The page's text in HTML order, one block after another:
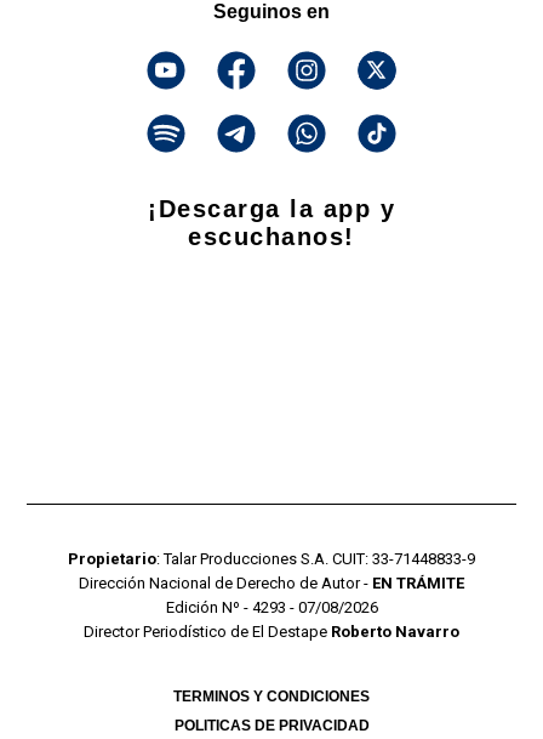
Seguinos en
¡Descarga la app y
escuchanos!
Propietario: Talar Producciones S.A. CUIT: 33-71448833-9
Dirección Nacional de Derecho de Autor - EN TRÁMITE
Edición Nº - 4293 - 07/08/2026
Director Periodístico de El Destape Roberto Navarro
TERMINOS Y CONDICIONES
POLITICAS DE PRIVACIDAD